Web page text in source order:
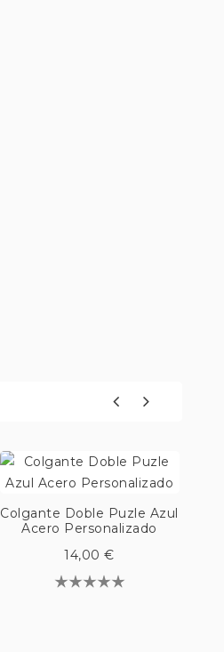
Colgante Doble Puzle Azul
Acero Personalizado
14,00 €